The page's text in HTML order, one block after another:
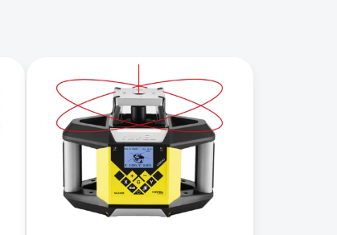
p
r
o
d
u
k
t